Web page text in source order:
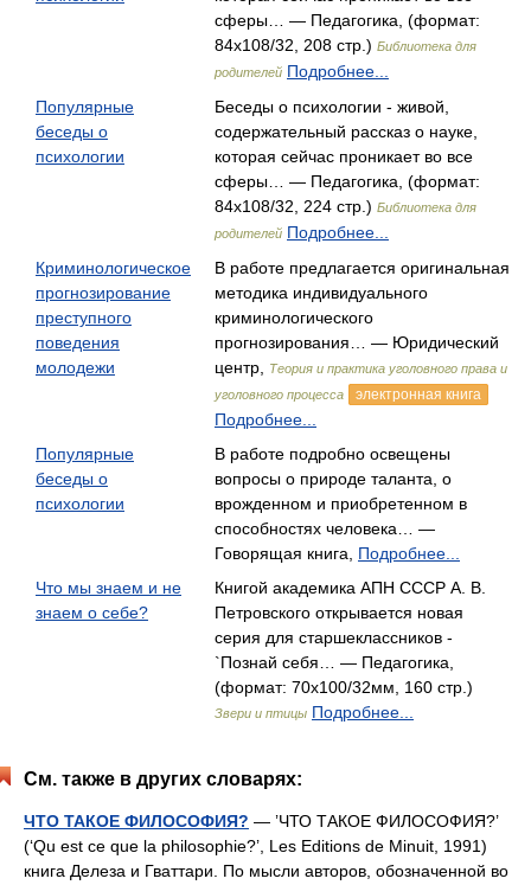
сферы… — Педагогика, (формат:
84x108/32, 208 стр.) Библиотека для
родителей Подробнее...
Популярные
беседы о
психологии
Беседы о психологии - живой,
содержательный рассказ о науке,
которая сейчас проникает во все
сферы… — Педагогика, (формат:
84x108/32, 224 стр.) Библиотека для
родителей Подробнее...
Криминологическое
прогнозирование
преступного
поведения
молодежи
В работе предлагается оригинальная
методика индивидуального
криминологического
прогнозирования… — Юридический
центр,
Теория и практика уголовного права и
уголовного процесса
электронная книга
Подробнее...
Популярные
беседы о
психологии
В работе подробно освещены
вопросы о природе таланта, о
врожденном и приобретенном в
способностях человека… —
Говорящая книга, Подробнее...
Что мы знаем и не
знаем о себе?
Книгой академика АПН СССР А. В.
Петровского открывается новая
серия для старшеклассников -
`Познай себя… — Педагогика,
(формат: 70x100/32мм, 160 стр.)
Звери и птицы Подробнее...
См. также в других словарях:
ЧТО ТАКОЕ ФИЛОСОФИЯ? — ’ЧТО ТАКОЕ ФИЛОСОФИЯ?’
(‘Qu est ce que la philosophie?’, Les Editions de Minuit, 1991)
книга Делеза и Гваттари. По мысли авторов, обозначенной во